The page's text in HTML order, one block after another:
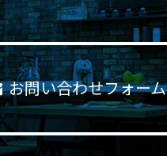
お問い合わせフォーム